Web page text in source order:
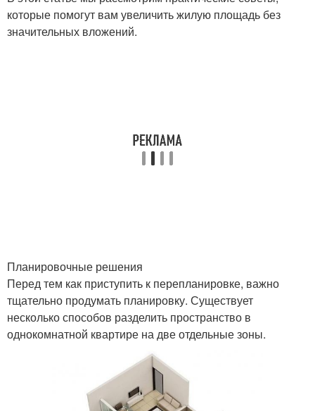
которые помогут вам увеличить жилую площадь без
значительных вложений.
Планировочные решения
Перед тем как приступить к перепланировке, важно
тщательно продумать планировку. Существует
несколько способов разделить пространство в
однокомнатной квартире на две отдельные зоны.